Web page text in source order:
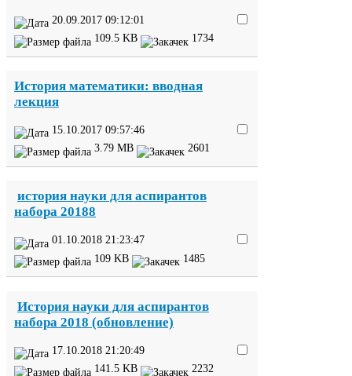
20 09 2017 09:12:01
109 5 KB 1734
История математики: вводная
лекция
15 10 2017 09:57:46
3.79 MB 2601
история науки для аспирантов
набора 20188
01.10.2018 21:23:47
109 KB 1485
История науки для аспирантов
набора 2018 (обновление)
17 10 2018 21:20:49
141 5 KB 2232